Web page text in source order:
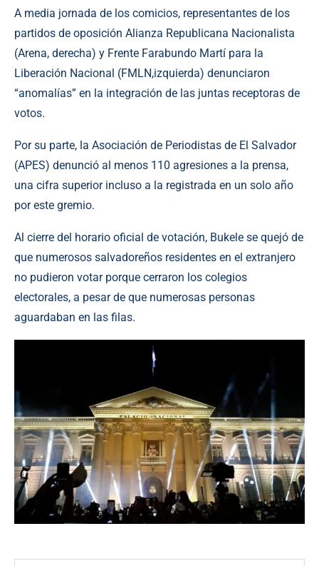
A media jornada de los comicios, representantes de los
partidos de oposición Alianza Republicana Nacionalista
(Arena, derecha) y Frente Farabundo Martí para la
Liberación Nacional (FMLN,izquierda) denunciaron
“anomalías” en la integración de las juntas receptoras de
votos.
Por su parte, la Asociación de Periodistas de El Salvador
(APES) denunció al menos 110 agresiones a la prensa,
una cifra superior incluso a la registrada en un solo año
por este gremio.
Al cierre del horario oficial de votación, Bukele se quejó de
que numerosos salvadoreños residentes en el extranjero
no pudieron votar porque cerraron los colegios
electorales, a pesar de que numerosas personas
aguardaban en las filas.